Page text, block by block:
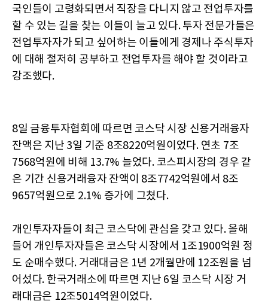
국인들이 고령화되면서 직장을 다니지 않고 전업투자를
할 수 있는 길을 찾는 이들이 늘고 있다. 투자 전문가들은
전업투자자가 되고 싶어하는 이들에게 경제나 주식투자
에 대해 철저히 공부하고 전업투자를 해야 할 것이라고
강조했다.
8일 금융투자협회에 따르면 코스닥 시장 신용거래융자
잔액은 지난 3일 기준 8조8220억원이었다. 연초 7조
7568억원에 비해 13.7% 늘었다. 코스피시장의 경우 같
은 기간 신용거래융자 잔액이 8조7742억원에서 8조
9657억원으로 2.1% 증가에 그쳤다.
개인투자자들이 최근 코스닥에 관심을 갖고 있다. 올해
들어 개인투자자들은 코스닥 시장에서 1조1900억원 정
도 순매수했다. 거래대금은 1년 2개월만에 12조원을 넘
어섰다. 한국거래소에 따르면 지난 6일 코스닥 시장 거
래대금은 12조5014억원이었다.